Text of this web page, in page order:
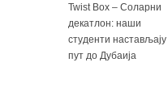
Twist Box – Соларни
декатлон: наши
студенти настављају
пут до Дубаија